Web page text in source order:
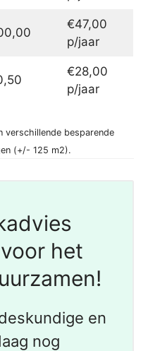
€47,00
p/jaar
€28,00
p/jaar
verschillende besparende
(+/- 125 m2).
het
en
nog